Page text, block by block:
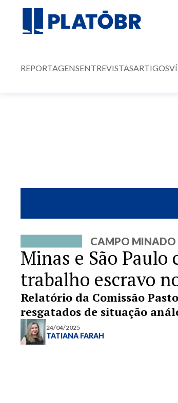
REPORTAGENSENTREVISTASARTIGOS
CAMPO MINADO
Minas e São Paulo
trabalho escravo
Relatório da Comissão
resgatados de situação
24/04/2025
TATIANA FARAH